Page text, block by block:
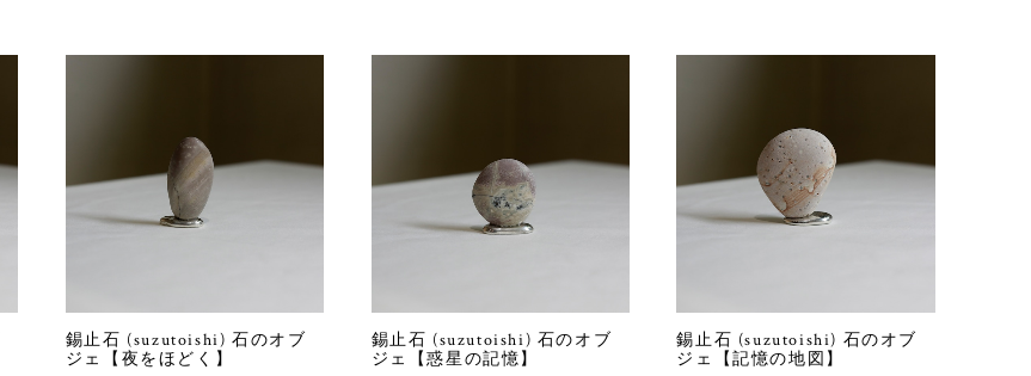
錫止石 (suzutoishi) 石のオブ
ジェ【夜をほどく】
錫止石 (suzutoishi) 石のオブ
ジェ【惑星の記憶】
錫止石 (suzutoishi) 石のオブ
ジェ【記憶の地図】